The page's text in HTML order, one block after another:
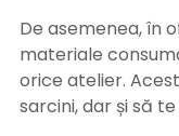
De asemenea, în
materiale
orice atelier.
sarcini, dar și să